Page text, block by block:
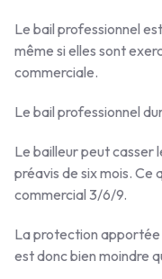
Le bail professionnel
même si elles sont
commerciale.
Le bail professionnel
Le bailleur peut casser
préavis de six mois. Ce
commercial 3/6/9.
La protection apportée
est donc bien moindre